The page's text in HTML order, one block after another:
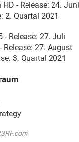
- Release: 24. Juni
2. Quartal 2021
- Release: 27. Juli
Release: 27. August
3. Quartal 2021